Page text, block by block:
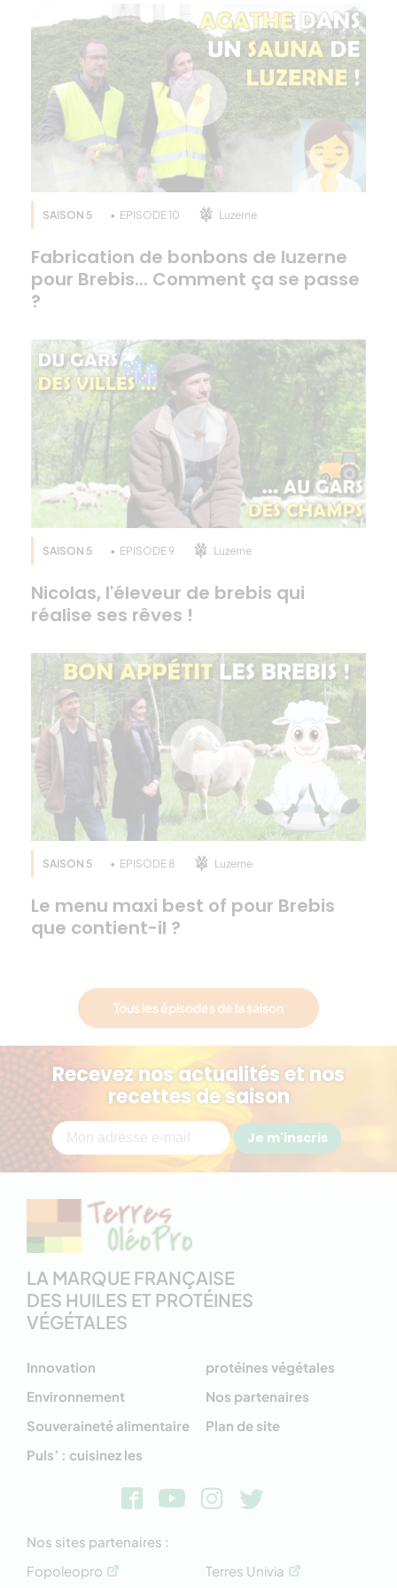
Merci à tous d’avoir suivi cet épisode, j’espère que
grâce à Guy vous en savez un peu plus sur
l’importance de la luzerne pour les abeilles. La saga
luzerne est maintenant terminée, j’espère que,
comme moi, vous avez apprécié cette découverte.
Si vous avez envie d’en savoir plus sur l’agriculture
française, et bien abonnez-vous à notre chaîne
Youtube Terres OléoPro et moi je dis à très bientôt
pour de nouveaux épisodes, salut !
SAISON 5 EPISODE 10 Luzerne
Fabrication de bonbons de luzerne
pour Brebis... Comment ça se passe
?
SAISON 5 EPISODE 9 Luzerne
Nicolas, l'éleveur de brebis qui
réalise ses rêves !
SAISON 5 EPISODE 8 Luzerne
Le menu maxi best of pour Brebis
que contient-il ?
Tous les épisodes de la saison
Recevez nos actualités et nos
recettes de saison
Je m'inscris
LA MARQUE FRANÇAISE
DES HUILES ET PROTÉINES
VÉGÉTALES
Innovation
Environnement
Souveraineté alimentaire
Puls’ : cuisinez les
protéines végétales
Nos partenaires
Plan de site
Nos sites partenaires :
Fopoleopro
Terres Univia